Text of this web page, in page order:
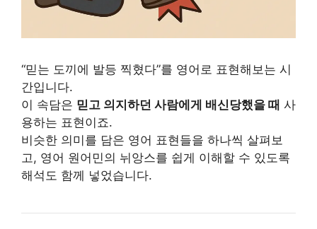
“믿는 도끼에 발등 찍혔다”를 영어로 표현해보는 시
간입니다.
이 속담은 믿고 의지하던 사람에게 배신당했을 때 사
용하는 표현이죠.
비슷한 의미를 담은 영어 표현들을 하나씩 살펴보
고, 영어 원어민의 뉘앙스를 쉽게 이해할 수 있도록
해석도 함께 넣었습니다.